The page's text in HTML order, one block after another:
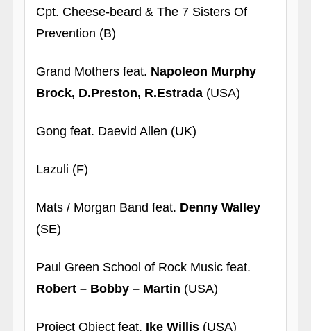
Cpt. Cheese-beard & The 7 Sisters Of
Prevention (B)
Grand Mothers feat. Napoleon Murphy
Brock, D.Preston, R.Estrada(USA)
Gong feat. Daevid Allen (UK)
Lazuli (F)
Mats / Morgan Band feat. Denny Walley
(SE)
Paul Green School of Rock Music feat.
Robert – Bobby – Martin (USA)
Project Object feat. Ike Willis(USA)